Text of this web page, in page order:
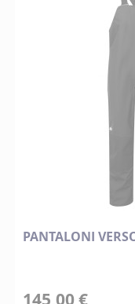
PANTALONI